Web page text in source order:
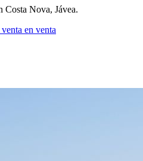
Costa Nova, Jávea.
en venta